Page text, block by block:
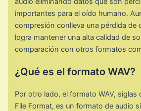
importantes para el oído humano.
compresión conlleva una pérdida de
logra mantener una alta calidad de
comparación con otros formatos
¿Qué es el formato WAV?
Por otro lado, el formato WAV, siglas
File Format, es un formato de audio